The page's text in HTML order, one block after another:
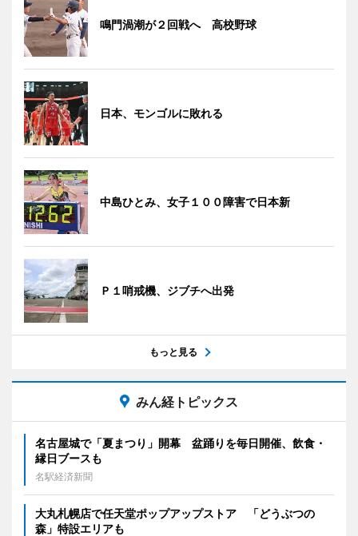
鳴門渦潮が２回戦へ 高校野球
日本、モンゴルに敗れる
中島ひとみ、女子１００障害で日本新
Ｐ１哨戒機、ジブチへ出発
もっと見る
みん経トピックス
名古屋城で「夏まつり」開幕 盆踊りを毎日開催、飲食・
縁日ブースも
名駅経済新聞
大丸札幌店で任天堂ポップアップストア 「どうぶつの
森」特設エリアも